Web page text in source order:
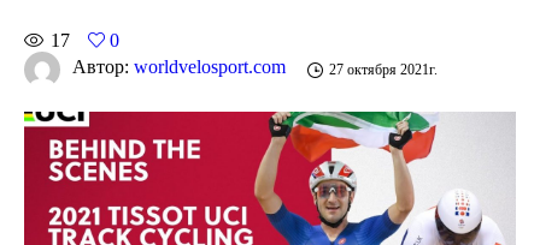
17
0
Автор: worldvelosport.com 27 октября 2021г.